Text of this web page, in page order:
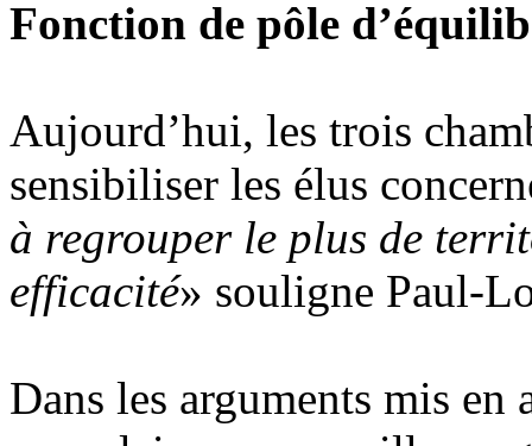
Fonction de pôle
Aujourd’hui, les trois
sensibiliser les élus
à regrouper le plus de
efficacité» souligne Paul-
Dans les arguments mis en